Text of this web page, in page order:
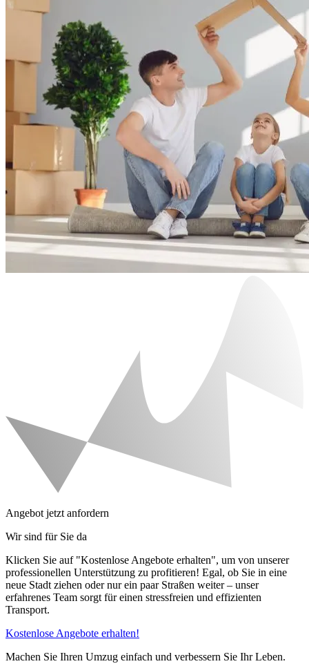
Angebot jetzt anfordern
Wir sind für Sie da
Klicken Sie auf "Kostenlose Angebote erhalten", um von unserer
professionellen Unterstützung zu profitieren! Egal, ob Sie in eine
neue Stadt ziehen oder nur ein paar Straßen weiter – unser
erfahrenes Team sorgt für einen stressfreien und effizienten
Transport.
Kostenlose Angebote erhalten!
Machen Sie Ihren Umzug einfach und verbessern Sie Ihr Leben.